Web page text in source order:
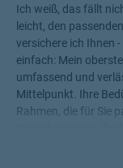
Ich weiß, das fällt
leicht, den
versichere ich Ihnen
einfach: Mein
umfassend und
Mittelpunkt. Ihre
Rahmen, die für Sie
Fachwissen, meiner